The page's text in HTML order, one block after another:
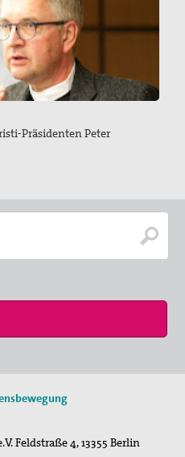
Präsidenten Peter
unter den Lind…
Feldstraße 4,13355 Berlin